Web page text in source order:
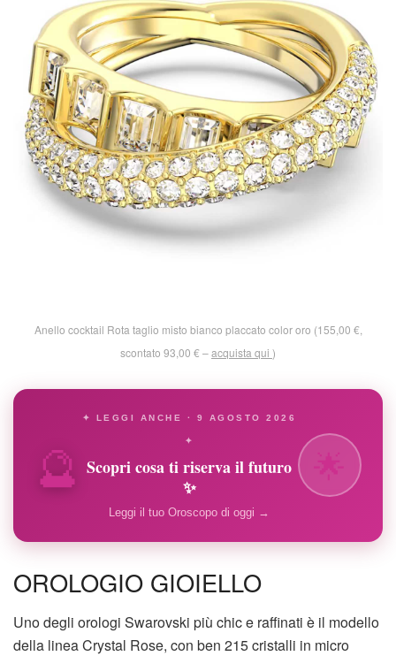
Anello cocktail Rota taglio misto bianco placcato color oro (155,00 €,
scontato 93,00 € –acquista qui )
🔮
✦ LEGGI ANCHE · 9 AGOSTO 2026
✦
Scopri cosa ti riserva il futuro
✨
Leggi il tuo Oroscopo di oggi →
OROLOGIO GIOIELLO
Uno degli orologi Swarovski più chic e raffinati è il modello
della linea Crystal Rose, con ben 215 cristalli in micro